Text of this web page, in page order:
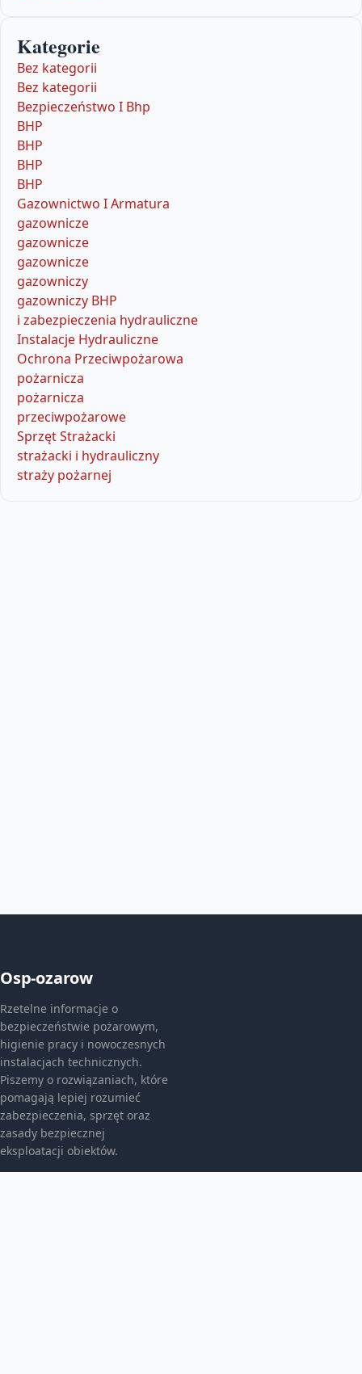
Kategorie
Bez kategorii
Bez kategorii
Bezpieczeństwo I Bhp
BHP
BHP
BHP
BHP
Gazownictwo I Armatura
gazownicze
gazownicze
gazownicze
gazowniczy
gazowniczy BHP
i zabezpieczenia hydrauliczne
Instalacje Hydrauliczne
Ochrona Przeciwpożarowa
pożarnicza
pożarnicza
przeciwpożarowe
Sprzęt Strażacki
strażacki i hydrauliczny
straży pożarnej
Osp-ozarow
Rzetelne informacje o
bezpieczeństwie pożarowym,
higienie pracy i nowoczesnych
instalacjach technicznych.
Piszemy o rozwiązaniach, które
pomagają lepiej rozumieć
zabezpieczenia, sprzęt oraz
zasady bezpiecznej
eksploatacji obiektów.